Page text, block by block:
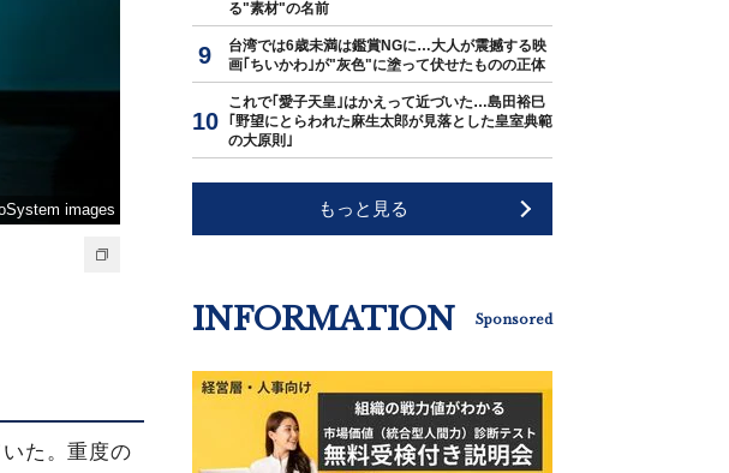
images
た。重度の
る"素材"の名前
台湾では6歳未満は鑑賞NGに…大人が震撼する映
画｢ちいかわ｣が"灰色"に塗って伏せたものの正体
これで｢愛子天皇｣はかえって近づいた…島田裕巳
｢野望にとらわれた麻生太郎が見落とした皇室典範
の大原則｣
もっと見る
INFORMATION Sponsored